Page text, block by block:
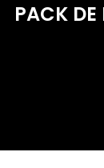
PACK